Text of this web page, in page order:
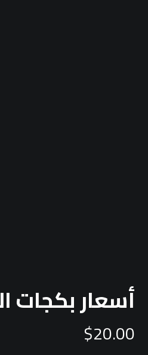
أسعار بكجات
$20.00